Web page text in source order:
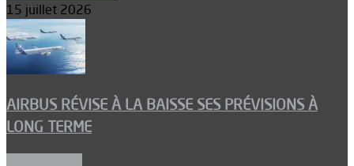
15 juillet 2026
AIRBUS RÉVISE À LA BAISSE SES PRÉVISIONS À
LONG TERME